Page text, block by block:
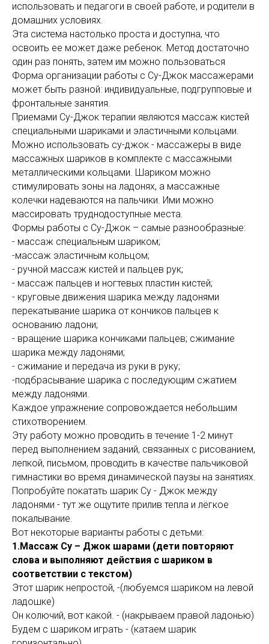
использовать и педагоги в своей работе, и родители в
домашних условиях.
Эта система настолько проста и доступна, что
освоить ее может даже ребенок. Метод достаточно
один раз понять, затем им можно пользоваться
Форма организации работы с Су-Джок массажерами
может быть разной: индивидуальные, подгрупповые и
фронтальные занятия.
Приемами Су-Джок терапии являются массаж кистей
специальными шариками и эластичными кольцами.
Можно использовать су-джок - массажеры в виде
массажных шариков в комплекте с массажными
металлическими кольцами. Шариком можно
стимулировать зоны на ладонях, а массажные
колечки надеваются на пальчики. Ими можно
массировать труднодоступные места.
Формы работы с Су-Джок – самые разнообразные:
- массаж специальным шариком;
-массаж эластичным кольцом;
- ручной массаж кистей и пальцев рук;
- массаж пальцев и ногтевых пластин кистей;
- круговые движения шарика между ладонями
перекатывание шарика от кончиков пальцев к
основанию ладони;
- вращение шарика кончиками пальцев; сжимание
шарика между ладонями;
- сжимание и передача из руки в руку;
-подбрасывание шарика с последующим сжатием
между ладонями.
Каждое упражнение сопровождается небольшим
стихотворением.
Эту работу можно проводить в течение 1-2 минут
перед выполнением заданий, связанных с рисованием,
лепкой, письмом, проводить в качестве пальчиковой
гимнастики во время динамической паузы на занятиях.
Попробуйте покатать шарик Су - Джок между
ладонями - тут же ощутите прилив тепла и лёгкое
покалывание.
Вот некоторые варианты работы с детьми:
1.Массаж Су – Джок шарами (дети повторяют
слова и выполняют действия с шариком в
соответствии с текстом)
Этот шарик непростой, -(любуемся шариком на левой
ладошке)
Он колючий, вот какой. - (накрываем правой ладонью)
Будем с шариком играть - (катаем шарик